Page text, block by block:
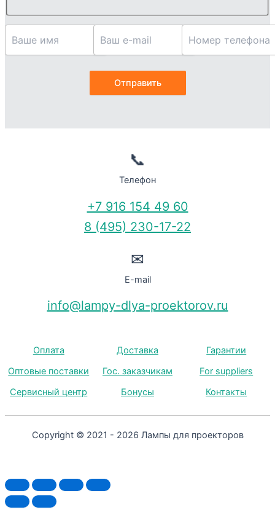
📞
Телефон
+7 916 154 49 60
8 (495) 230-17-22
✉
E-mail
info@lampy-dlya-proektorov.ru
Оплата Доставка
Гарантии
Оптовые поставки
Гос. заказчикам
For suppliers
Сервисный центр
Бонусы Контакты
Copyright © 2021 - 2026 Лампы для проекторов